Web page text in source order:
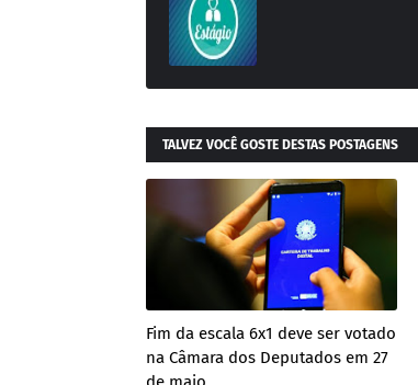
TALVEZ VOCÊ GOSTE DESTAS POSTAGENS
Fim da escala 6x1 deve ser votado
na Câmara dos Deputados em 27